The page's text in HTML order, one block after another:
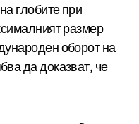
глобите при
размер
оборот на
да доказват, че